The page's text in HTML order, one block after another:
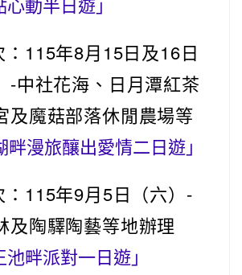
：115年8月15日及16日
-中社花海、日月潭紅茶
及魔菇部落休閒農場等
畔漫旅釀出愛情二日遊」
：115年9月5日（六）-
及陶驛陶藝等地辦理
池畔派對一日遊」